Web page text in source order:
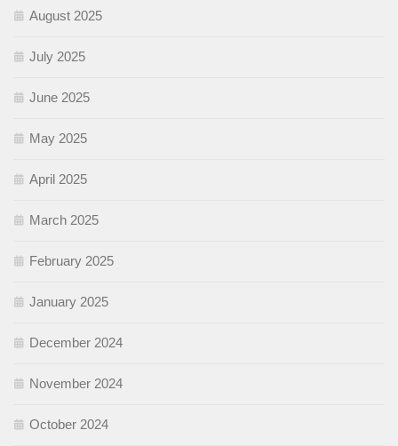
August 2025
July 2025
June 2025
May 2025
April 2025
March 2025
February 2025
January 2025
December 2024
November 2024
October 2024